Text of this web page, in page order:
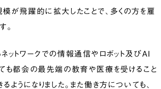
が飛躍的に拡大したことで、多くの方を雇
。
トワークでの情報通信やロボット及びAI
も都会の最先端の教育や医療を受けること
うになりました。また働き方についても、